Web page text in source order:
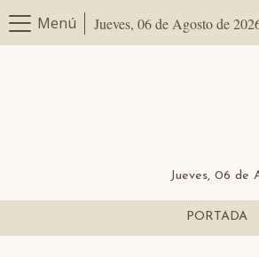
Menú Jueves, 06 de Agosto de
Jueves, 06 de
PORTADA